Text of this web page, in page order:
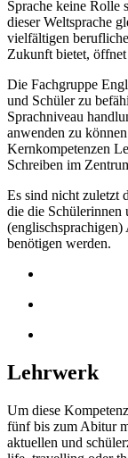
Sprache keine Rolle
dieser Weltsprache
vielfältigen
Zukunft bietet, öffnet
Die Fachgruppe
und Schüler zu
Sprachniveau
anwenden zu
Kernkompetenzen
Schreiben im
Es sind nicht zuletzt
die die
(englischsprachigen)
benötigen werden.
Lehrwerk
Um diese
fünf bis zum Abitur
aktuellen und